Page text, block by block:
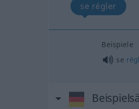
se régler
Beispiele
se